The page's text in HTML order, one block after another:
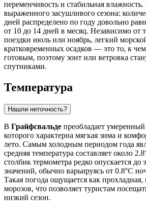
переменчивость и стабильная влажность.
выраженного засушливого сезона:
дней распределено по году довольно
от 10 до 14 дней в месяц. Независимо от
поездки июль или ноябрь, легкий
кратковременных осадков — это то, к
готовым, поэтому зонт или ветровка
спутниками.
Температура
Нашли неточность?
В Грайфсвальде преобладает
которого характерна мягкая зима и
лето. Самым холодным периодом года
средняя температура составляет около
столбик термометра редко опускается до
значений, обычно варьируясь от 0.8°C
Такая погода ощущается как прохладная,
морозов, что позволяет туристам
низкий сезон.